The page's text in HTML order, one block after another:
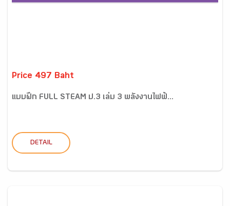
Price 497 Baht
แบบฝึก FULL STEAM ป.3 เล่ม 3 พลังงานไฟฟ้...
DETAIL